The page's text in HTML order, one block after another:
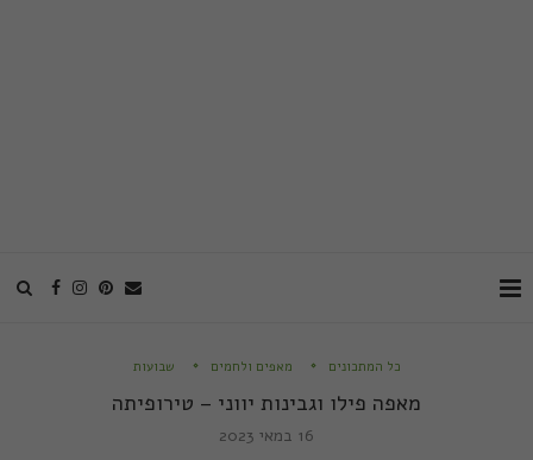
כל המתכונים מאפים ולחמים שבועות
מאפה פילו וגבינות יווני – טירופיתה
16 במאי 2023